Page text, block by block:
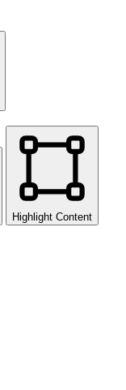
Highlight Content